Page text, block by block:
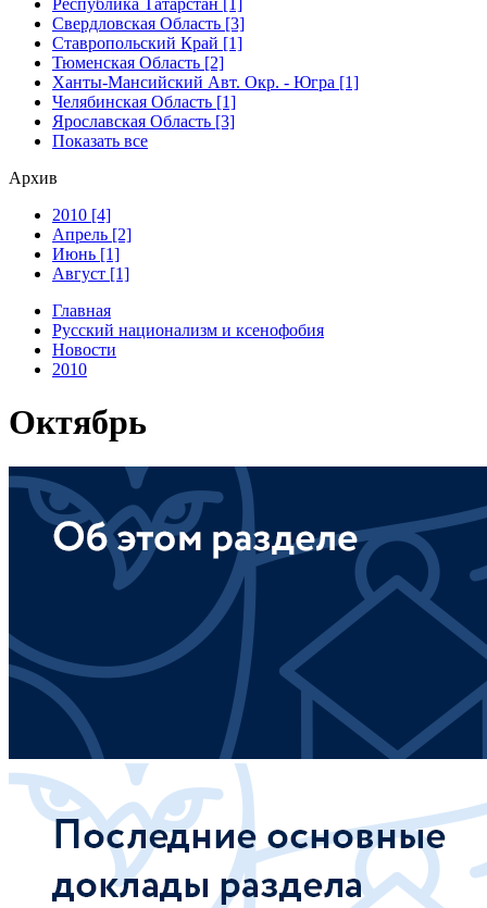
Республика Татарстан [1]
Свердловская Область [3]
Ставропольский Край [1]
Тюменская Область [2]
Ханты-Мансийский Авт. Окр. - Югра [1]
Челябинская Область [1]
Ярославская Область [3]
Показать все
Архив
2010 [4]
Апрель [2]
Июнь [1]
Август [1]
Главная
Русский национализм и ксенофобия
Новости
2010
Октябрь